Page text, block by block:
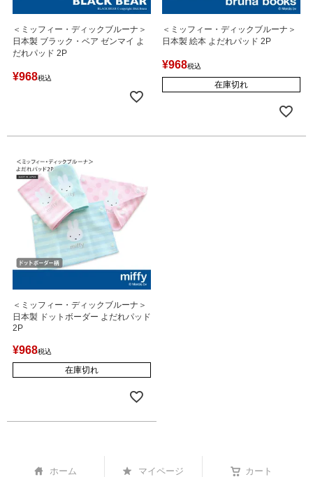
＜ミッフィー・ディックブルーナ＞
日本製 ブラック・ベア ゼンマイ よ
だれパッド 2P
¥968税込
＜ミッフィー・ディックブルーナ＞
日本製 絵本 よだれパッド 2P
¥968税込
在庫切れ
＜ミッフィー・ディックブルーナ＞
日本製 ドットボーダー よだれパッド
2P
¥968税込
在庫切れ
ホーム マイページ カート